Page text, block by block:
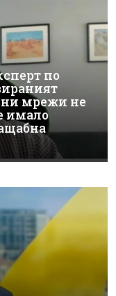
по
мрежи не
имало